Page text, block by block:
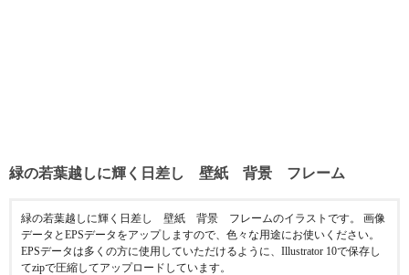
緑の若葉越しに輝く日差し 壁紙 背景 フレーム
緑の若葉越しに輝く日差し 壁紙 背景 フレームのイラストです。 画像
データとEPSデータをアップしますので、色々な用途にお使いください。
EPSデータは多くの方に使用していただけるように、Illustrator 10で保存し
てzipで圧縮してアップロードしています。